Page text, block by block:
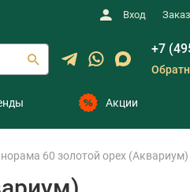
Вход
+7
Акции
60 золотой орех (Аквариум)